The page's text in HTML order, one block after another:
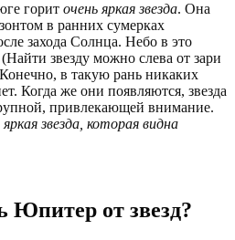
горит очень яркая звезда. Она
в ранних сумерках
захода Солнца. Небо в это
звезду можно слева от зари
в такую рань никаких
Когда же они появляются, звезда
привлекающей внимание.
звезда, которая видна
Юпитер от звезд?